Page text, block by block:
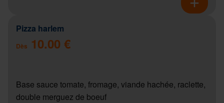
Pizza harlem
Dès 10.00 €
Base sauce tomate, fromage, viande hachée, raclette,
double merguez de boeuf